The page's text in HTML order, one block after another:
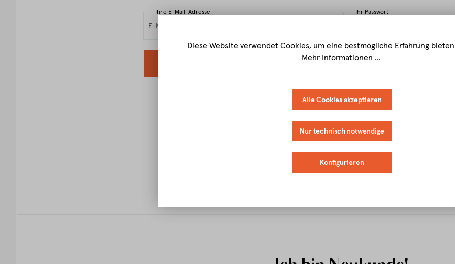
Ihre E-Mail-Adresse Ihr Passwort
Ich habe mein Passwort vergessen.
ANMELDEN
Vorteile einer Registrierung:
Schnelles Einkaufen
Speichern Sie Ihre Daten
Diese Website verwendet Cookies, um eine bestmögliche Erfahrung
Mehr Informationen ...
Alle Cookies akzeptieren
Nur technisch notwendige
Konfigurieren